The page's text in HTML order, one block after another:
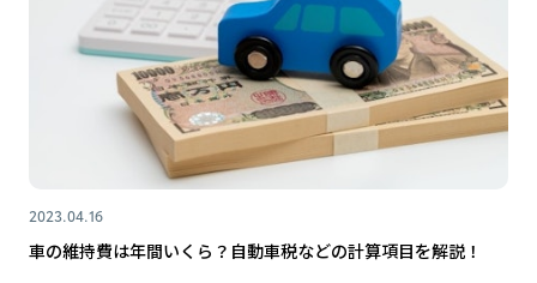
2023.04.16
車の維持費は年間いくら？自動車税などの計算項目を解説！